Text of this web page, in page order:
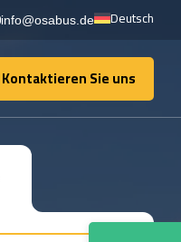
info@osabus.de Deutsch
Kontaktieren Sie uns
Kontaktieren Sie uns